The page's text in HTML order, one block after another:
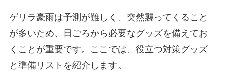
ゲリラ豪雨は予測が難しく、突然襲ってくること
が多いため、日ごろから必要なグッズを備えてお
くことが重要です。ここでは、役立つ対策グッズ
と準備リストを紹介します。